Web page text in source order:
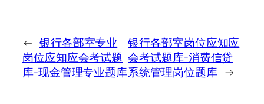
← 银行各部室专业
岗位应知应会考试题
库-现金管理专业题库
银行各部室岗位应知应
会考试题库-消费信贷
系统管理岗位题库 →